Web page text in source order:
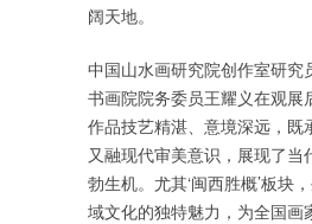
阔天地。
中国山水画研究院创作室研究
书画院院务委员王耀义在观展
作品技艺精湛、意境深远，既
又融现代审美意识，展现了当
勃生机。尤其‘闽西胜概’板块
域文化的独特魅力，为全国画